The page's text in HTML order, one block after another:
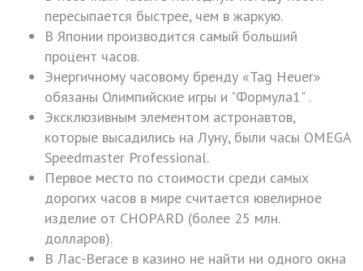
пересыпается быстрее, чем в жаркую.
В Японии производится самый больший
процент часов.
Энергичному часовому бренду «Tag Heuer»
обязаны Олимпийские игры и "Формула1" .
Эксклюзивным элементом астронавтов,
которые высадились на Луну, были часы OMEGA
Speedmaster Professional.
Первое место по стоимости среди самых
дорогих часов в мире считается ювелирное
изделие от CHOPARD (более 25 млн.
долларов).
В Лас-Вегасе в казино не найти ни одного окна